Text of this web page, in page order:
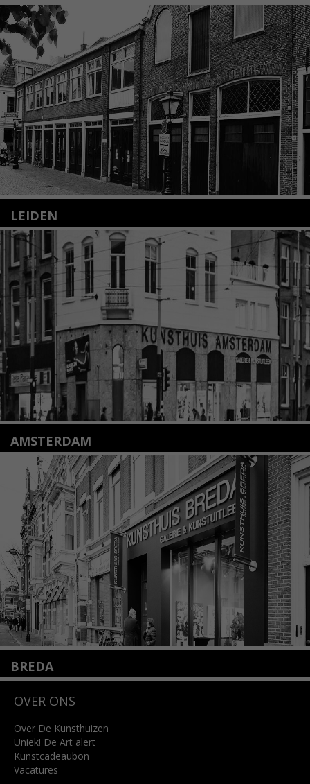
LEIDEN
Nieuwstraat 35
2312 KA Leiden
+31(0)71 – 52 84 480
info@kunsthuisleiden.nl
Lees meer
AMSTERDAM
Amstelveenseweg 135
1075 VX Amsterdam
+31 (0)20 2332546
info@kunsthuisamsterdam.nl
Lees meer
BREDA
4818 SB Breda
info@kunsthuisbreda.nl
Lees meer
OVER ONS
Over De Kunsthuizen
Uniek! De Art alert
Kunstcadeaubon
Vacatures